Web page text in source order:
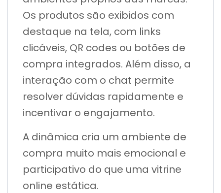
Os produtos são exibidos com
destaque na tela, com links
clicáveis, QR codes ou botões de
compra integrados. Além disso, a
interação com o chat permite
resolver dúvidas rapidamente e
incentivar o engajamento.
A dinâmica cria um ambiente de
compra muito mais emocional e
participativo do que uma vitrine
online estática.